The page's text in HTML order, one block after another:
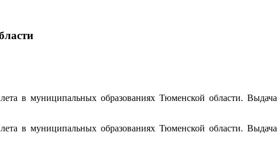
в муниципальных образованиях Тюменской области. Выдача
в муниципальных образованиях Тюменской области. Выдача